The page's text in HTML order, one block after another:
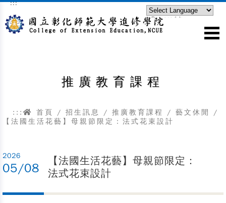
跳到主要內容區塊
:::
Powered by
推廣教育課程
::: 首頁 / 招生訊息 / 推廣教育課程 / 藝文休閒
/
【法國生活花藝】母親節限定：法式花束設計
2026
05/08
【法國生活花藝】母親節限定：
法式花束設計